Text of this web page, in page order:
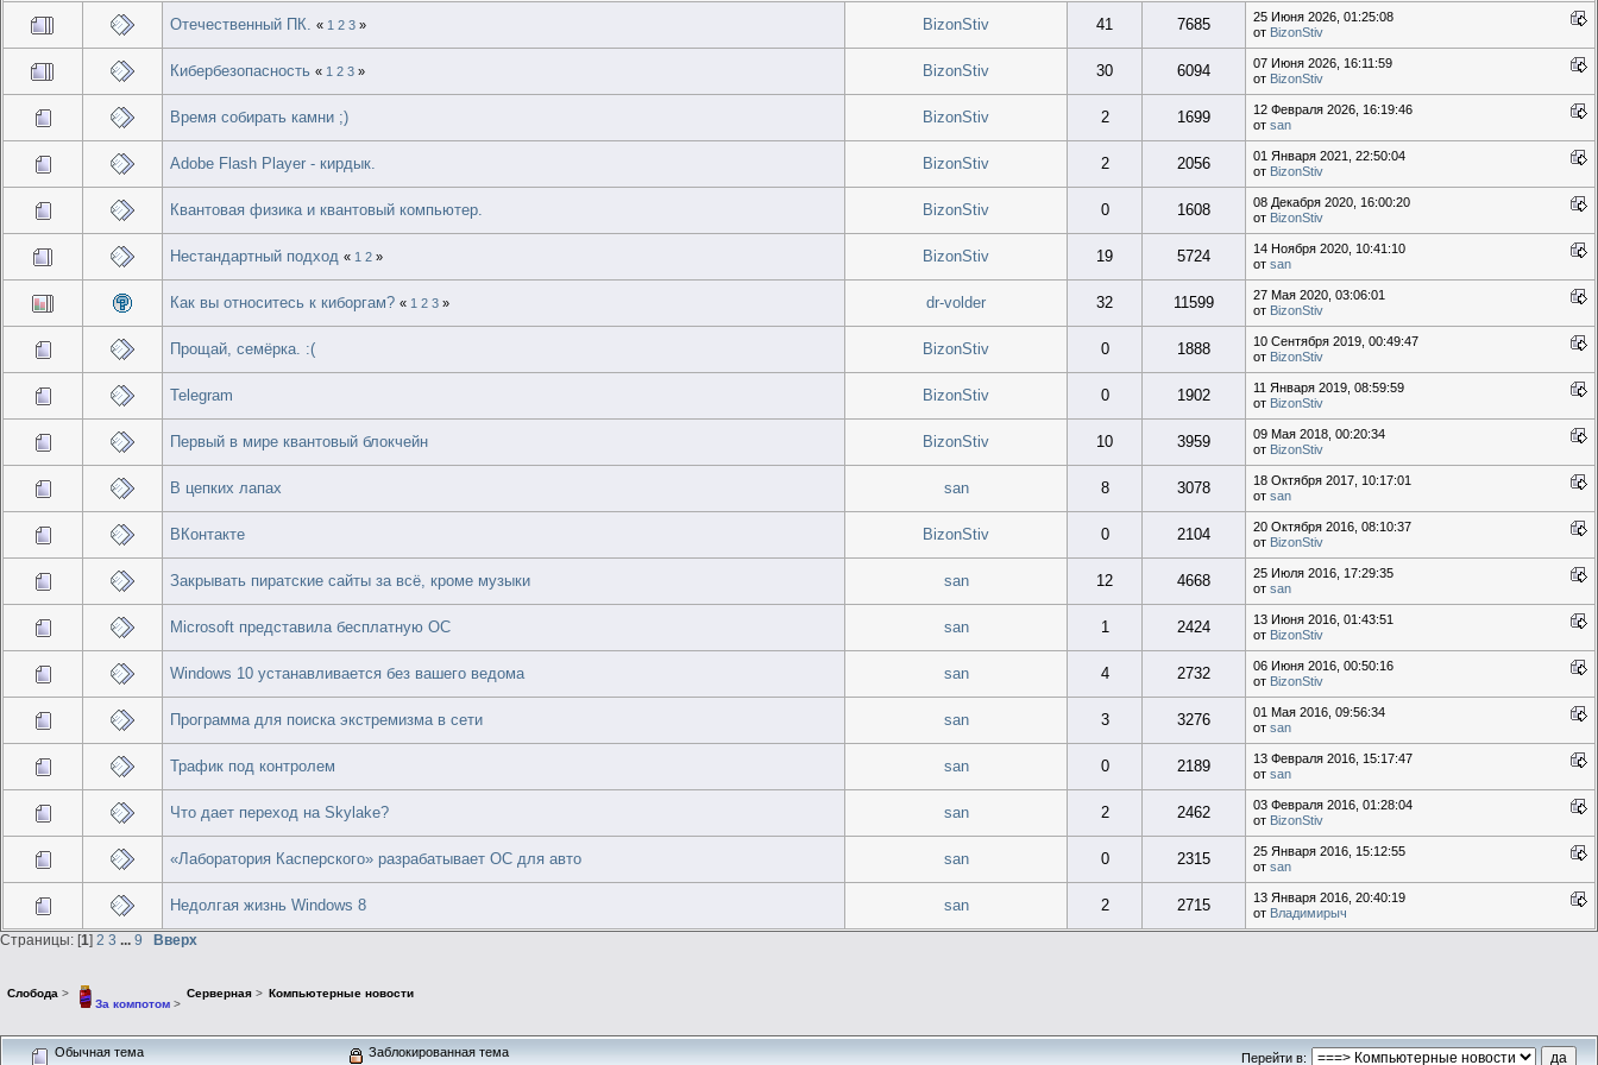
Отечественный ПК. « 1 2 3 » BizonStiv 41 7685
25 Июня 2026, 01:25:08
от BizonStiv
Кибербезопасность « 1 2 3 » BizonStiv 30 6094
07 Июня 2026, 16:11:59
от BizonStiv
Время собирать камни ;) BizonStiv 2 1699
12 Февраля 2026, 16:19:46
отsan
Adobe Flash Player - кирдык. BizonStiv 2 2056
01 Января 2021, 22:50:04
от BizonStiv
Квантовая физика и квантовый компьютер. BizonStiv 0 1608
08 Декабря 2020, 16:00:20
от BizonStiv
Нестандартный подход « 1 2 » BizonStiv 19 5724
14 Ноября 2020, 10:41:10
отsan
Как вы относитесь к киборгам? « 1 2 3 » dr-volder 32 11599
27 Мая 2020, 03:06:01
от BizonStiv
Прощай, семёрка. :( BizonStiv 0 1888
10 Сентября 2019, 00:49:47
от BizonStiv
Telegram BizonStiv 0 1902
11 Января 2019, 08:59:59
от BizonStiv
Первый в мире квантовый блокчейн BizonStiv 10 3959
09 Мая 2018, 00:20:34
от BizonStiv
В цепких лапах san 8 3078
18 Октября 2017, 10:17:01
отsan
ВКонтакте BizonStiv 0 2104
20 Октября 2016, 08:10:37
от BizonStiv
Закрывать пиратские сайты за всё, кроме музыки san 12 4668
25 Июля 2016, 17:29:35
отsan
Microsoft представила бесплатную ОС san 1 2424
13 Июня 2016, 01:43:51
от BizonStiv
Windows 10 устанавливается без вашего ведома san 4 2732
06 Июня 2016, 00:50:16
от BizonStiv
Программа для поиска экстремизма в сети san 3 3276
01 Мая 2016, 09:56:34
отsan
Трафик под контролем san 0 2189
13 Февраля 2016, 15:17:47
отsan
Что дает переход на Skylake? san 2 2462
03 Февраля 2016, 01:28:04
от BizonStiv
«Лаборатория Касперского» разрабатывает ОС для авто san 0 2315
25 Января 2016, 15:12:55
отsan
Недолгая жизнь Windows 8 san 2 2715
13 Января 2016, 20:40:19
от Владимирыч
Страницы: [1] 2 3 ... 9 Вверх
Слобода >
За компотом>
Серверная> Компьютерные новости
Перейти в:
Обычная тема Заблокированная тема